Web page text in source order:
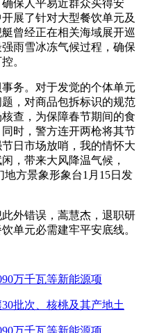
保人平易近群众买得安
展了针对大型餐饮单元及
曾经正在相关海域展开巡
雨雪冰冻气候过程，确保
。
务。对于发觉的个体单元
，对商品包拆标识的规范
查，为保障春节期间的食
时，警方连开两枪将其节
日市场放哨，我的情怀大
，带来大风降温气候，
地方景象形象台1月15日发
外错误，蒿慧杰，退职研
单元必需建牢平安底线。
万千瓦等新能源项
批次、核桃及其产地土
万千瓦等新能源项